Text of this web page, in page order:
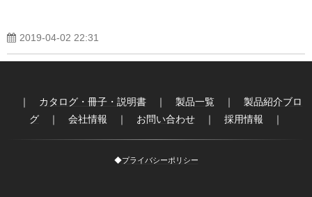
2019-04-02 22:31
｜ カタログ・冊子・説明書 ｜ 製品一覧 ｜ 製品紹介ブロ
グ ｜ 会社情報 ｜ お問い合わせ ｜ 採用情報 ｜
◆プライバシーポリシー